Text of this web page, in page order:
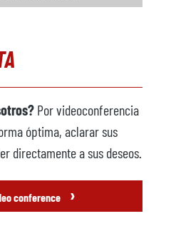
Por videoconferencia
óptima, aclarar sus
directamente a sus deseos.
conference ›